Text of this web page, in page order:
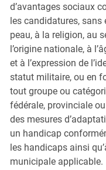
d’avantages sociaux
les candidatures, sans
peau, à la religion, au
l’origine nationale, à
et à l’expression de
statut militaire, ou en
tout groupe ou
fédérale, provinciale
des mesures
un handicap
les handicaps ainsi
municipale applicable.